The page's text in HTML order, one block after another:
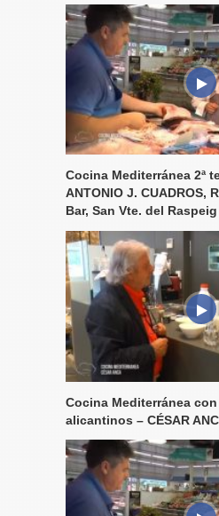
Cocina Mediterránea 2ª
ANTONIO J. CUADROS,
Bar, San Vte. del Raspeig
Cocina Mediterránea
alicantinos – CÉSAR